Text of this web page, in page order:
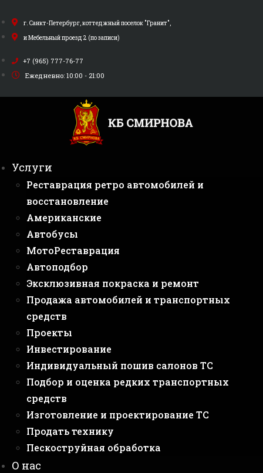
к
содержимому
г. Санкт-Петербург, коттеджный поселок "Гранит",
и Мебельный проезд 2 (по записи)
+7 (965) 777-76-77
Ежедневно: 10:00 - 21:00
Услуги
Реставрация ретро автомобилей и
восстановление
Американские
Автобусы
МотоРеставрация
Автоподбор
Эксклюзивная покраска и ремонт
Продажа автомобилей и транспортных
средств
Проекты
Инвестирование
Индивидуальный пошив салонов ТС
Подбор и оценка редких транспортных
средств
Изготовление и проектирование ТС
Продать технику
Пескоструйная обработка
О нас